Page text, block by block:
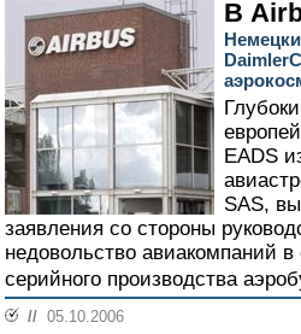
В
EADS
SAS,
заявления со стороны
недовольство авиакомпаний
серийного производства
// 05.10.2006